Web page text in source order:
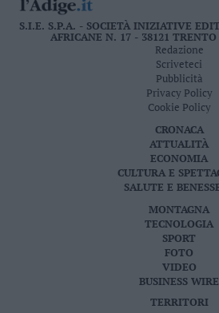
S.I.E. S.P.A. - SOCIETÀ INIZIATIVE
AFRICANE N. 17 - 38121
Redazione
Scriveteci
Pubblicità
Privacy Policy
Cookie Policy
CRONACA
ATTUALITÀ
ECONOMIA
CULTURA E
SALUTE E
MONTAGNA
TECNOLOGIA
SPORT
FOTO
VIDEO
BUSINESS WIRE
TERRITORI